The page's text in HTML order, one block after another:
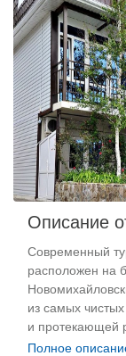
Описание
Современный
расположен на
из самых
и протекающей
каждого номера
Полное